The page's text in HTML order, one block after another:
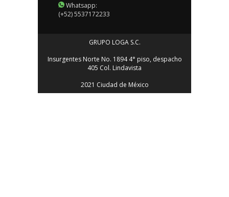
Whatsapp:
(+52) 5537172233
GRUPO LOGA S.C.
Insurgentes Norte No. 1894 4° piso, despacho
405 Col. Lindavista
2021 Ciudad de México